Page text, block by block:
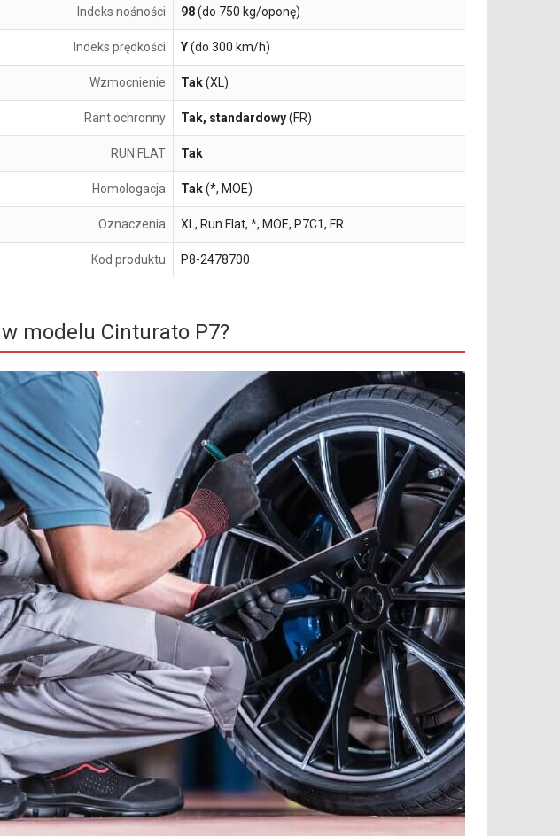
Indeks nośności 98(do 750 kg/oponę)
Indeks prędkości Y(do 300 km/h)
Wzmocnienie Tak(XL)
Rant ochronny Tak, standardowy(FR)
RUN FLAT Tak
Homologacja Tak(*, MOE)
Oznaczenia XL, Run Flat, *, MOE, P7C1, FR
Kod produktu P8-2478700
modelu Cinturato P7?